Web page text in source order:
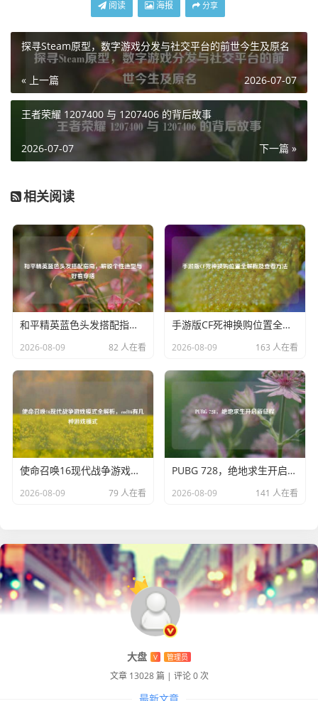
围性的魔法伤害以及随之而来的灼烧效果，能迅速打乱敌方
敌方英雄一旦被兰德里的技能命中，就仿佛陷入了一个炽热
的牢笼,每一秒都在为自己的疏忽付出代价。
兰德里的出装也十分关键，合适的装备能进一步强化他的技
能效果，让灼烧的威力发挥到极致，通过选择增加法术强
度、法术穿透以及能增强灼烧效果的装备，兰德里可以在游
戏中打出成吨的伤害,成为敌方英雄的噩梦。
团队决战中，用范围伤害和持续灼烧为团队打开胜利之门，
舞台上留下属于自己的精彩篇章，成为玩家们在召唤师峡谷
中不可忽视的存在，持续演绎着魔法与灼烧交织的传奇战
斗。
阅读 海报 分享
探寻Steam原型，数字游戏分发与社交平台的前世今生及原名
« 上一篇 2026-07-07
王者荣耀 1207400 与 1207406 的背后故事
下一篇 »
2026-07-07
相关阅读
和平精英蓝色头发搭配指南，解锁个性造型与好看穿搭
2026-08-09 82 人在看
手游版CF死神换购位置全解析及查看方法
2026-08-09 163 人在看
使命召唤16现代战争游戏模式全解析，cod16有几种游戏模式
2026-08-09 79 人在看
PUBG 728，绝地求生开启新征程
2026-08-09 141 人在看
大盘 V 管理员
文章 13028 篇 | 评论 0 次
最新文章